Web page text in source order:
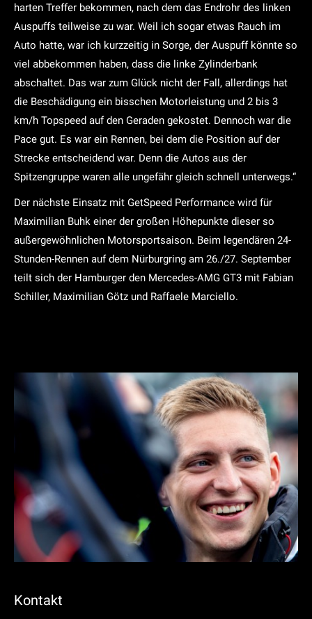
harten Treffer bekommen, nach dem das Endrohr des linken
Auspuffs teilweise zu war. Weil ich sogar etwas Rauch im
Auto hatte, war ich kurzzeitig in Sorge, der Auspuff könnte so
viel abbekommen haben, dass die linke Zylinderbank
abschaltet. Das war zum Glück nicht der Fall, allerdings hat
die Beschädigung ein bisschen Motorleistung und 2 bis 3
km/h Topspeed auf den Geraden gekostet. Dennoch war die
Pace gut. Es war ein Rennen, bei dem die Position auf der
Strecke entscheidend war. Denn die Autos aus der
Spitzengruppe waren alle ungefähr gleich schnell unterwegs.“
Der nächste Einsatz mit GetSpeed Performance wird für
Maximilian Buhk einer der großen Höhepunkte dieser so
außergewöhnlichen Motorsportsaison. Beim legendären 24-
Stunden-Rennen auf dem Nürburgring am 26./27. September
teilt sich der Hamburger den Mercedes-AMG GT3 mit Fabian
Schiller, Maximilian Götz und Raffaele Marciello.
Kontakt